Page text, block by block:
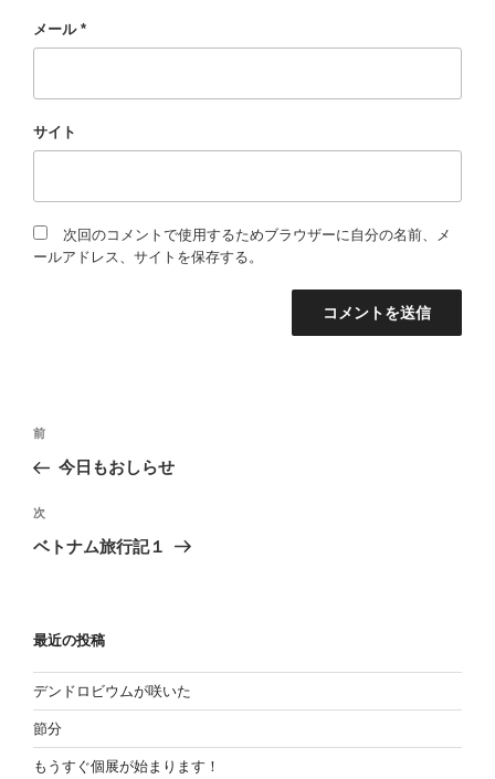
メール *
サイト
次回のコメントで使用するためブラウザーに自分の名前、メ
ールアドレス、サイトを保存する。
投
ビ
ゲ
ョ
ン
過
の
稿
前
今日もおしらせ
次
投
次
ベトナム旅行記１
最近の投稿
デンドロビウムが咲いた
節分
もうすぐ個展が始まります！